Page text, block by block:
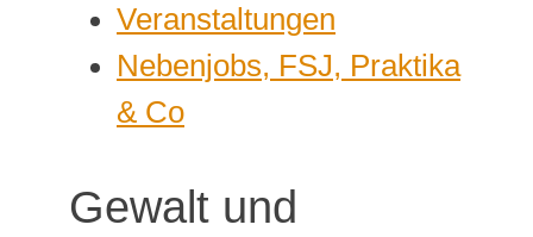
Veranstaltungen
Nebenjobs, FSJ, Praktika
& Co
Gewalt und